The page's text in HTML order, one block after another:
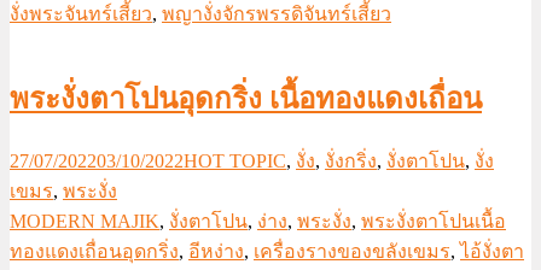
งั่งพระจันทร์เสี้ยว, พญางั่งจักรพรรดิจันทร์เสี้ยว
พระงั่งตาโปนอุดกริ่ง เนื้อทองแดงเถื่อน
27/07/202203/10/2022HOT TOPIC, งั่ง, งั่งกริ่ง, งั่งตาโปน, งั่ง
เขมร, พระงั่ง
MODERN MAJIK, งั่งตาโปน, ง่าง, พระงั่ง, พระงั่งตาโปนเนื้อ
ทองแดงเถื่อนอุดกริ่ง, อีหง่าง, เครื่องรางของขลังเขมร,ไอ้งั่งตา